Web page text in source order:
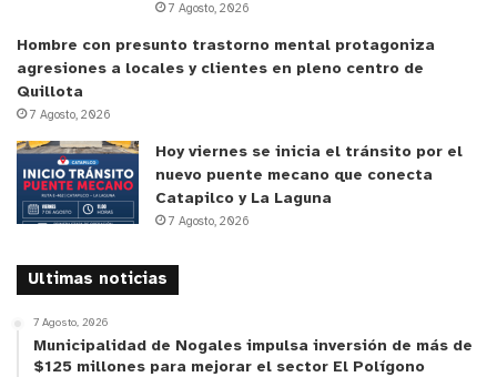
7 Agosto, 2026
Hombre con presunto trastorno mental protagoniza
agresiones a locales y clientes en pleno centro de
Quillota
7 Agosto, 2026
Hoy viernes se inicia el tránsito por el
nuevo puente mecano que conecta
Catapilco y La Laguna
7 Agosto, 2026
Ultimas noticias
7 Agosto, 2026
Municipalidad de Nogales impulsa inversión de más de
$125 millones para mejorar el sector El Polígono